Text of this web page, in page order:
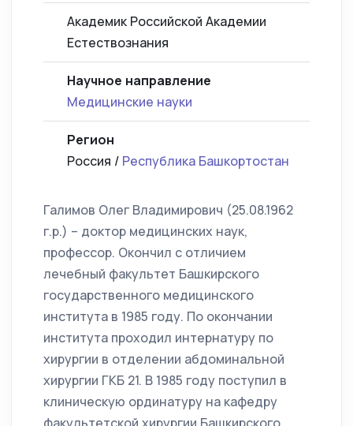
Академик Российской Академии
Естествознания
Научное направление
Медицинские науки
Регион
Россия / Республика Башкортостан
Галимов Олег Владимирович (25.08.1962
г.р.) – доктор медицинских наук,
профессор. Окончил с отличием
лечебный факультет Башкирского
государственного медицинского
института в 1985 году. По окончании
института проходил интернатуру по
хирургии в отделении абдоминальной
хирургии ГКБ 21. В 1985 году поступил в
клиническую ординатуру на кафедру